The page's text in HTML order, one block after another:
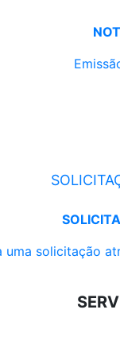
uma solicitação